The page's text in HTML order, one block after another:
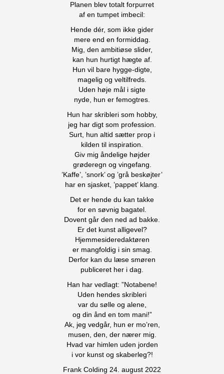
Planen blev totalt forpurret
af en tumpet imbecil:
Hende dér, som ikke gider
mere end en formiddag.
Mig, den ambitiøse slider,
kan hun hurtigt hægte af.
Hun vil bare hygge-digte,
magelig og veltilfreds.
Uden høje mål i sigte
nyde, hun er femogtres.
Hun har skribleri som hobby,
jeg har digt som profession.
Surt, hun altid sætter prop i
kilden til inspiration.
Giv mig åndelige højder
grøderegn og vingefang.
’Kaffe’, ’snork’ og ’grå beskøjter’
har en sjasket, ’pappet’ klang.
Det er hende du kan takke
for en søvnig bagatel.
Dovent går den ned ad bakke.
Er det kunst alligevel?
Hjemmesideredaktøren
er mangfoldig i sin smag.
Derfor kan du læse smøren
publiceret her i dag.
Han har vedlagt: ”Notabene!
Uden hendes skribleri
var du sølle og alene,
og din ånd en tom mani!”
Ak, jeg vedgår, hun er mo’ren,
musen, den, der nærer mig.
Hvad var himlen uden jorden
i vor kunst og skaberleg?!
Frank Colding 24. august 2022